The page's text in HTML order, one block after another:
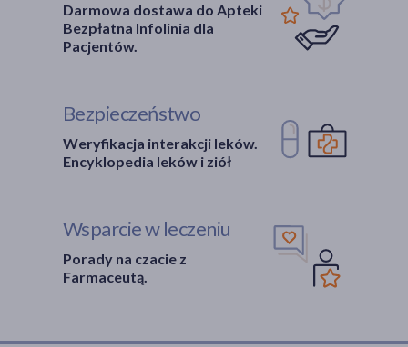
Darmowa dostawa do Apteki
Bezpłatna Infolinia dla
Pacjentów.
Bezpieczeństwo
Weryfikacja interakcji leków.
Encyklopedia leków i ziół
Wsparcie w leczeniu
Porady na czacie z
Farmaceutą.